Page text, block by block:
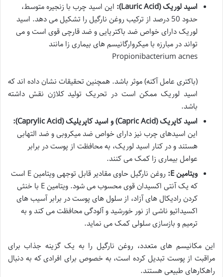
اسید لوریک (Lauric Acid):
این اسید چرب با زنجیره متوسط،
حدود 50 درصد از ترکیب روغن نارگیل را تشکیل می دهد. اسید
لوریک دارای خواص ضد باکتریایی و ضد قارچی قوی است و می
تواند در مبارزه با میکروارگانیسم های بیماری زا مانند
Propionibacterium acnes
(باکتری عامل آکنه) موثر باشد. همچنین تحقیقات نشان داده اند که
اسید لوریک ممکن است در تحریک تولید کلاژن نقش داشته
باشد.
اسید کاپریک (Capric Acid) و اسید کاپریلیک (Caprylic Acid):
این اسیدهای چرب نیز دارای خواص ضد میکروبی و ضد التهابی
هستند و در کنار اسید لوریک، به محافظت از پوست در برابر
عوامل بیماری زا کمک می کنند.
ویتامین E:
روغن نارگیل حاوی مقادیر قابل توجهی ویتامین E است
که یک آنتی اکسیدان قوی محسوب می شود. ویتامین E با خنثی
کردن رادیکال های آزاد، از سلول های پوست در برابر آسیب های
اکسیداتیو ناشی از نور خورشید و آلودگی محافظت می کند و به
ترمیم و بازسازی سلولی کمک می نماید.
این مکانیسم های متعدد، روغن نارگیل را به یک گزینه جذاب برای
مراقبت از پوست تبدیل کرده است، به خصوص برای افرادی که به دنبال
راهکارهای طبیعی هستند.